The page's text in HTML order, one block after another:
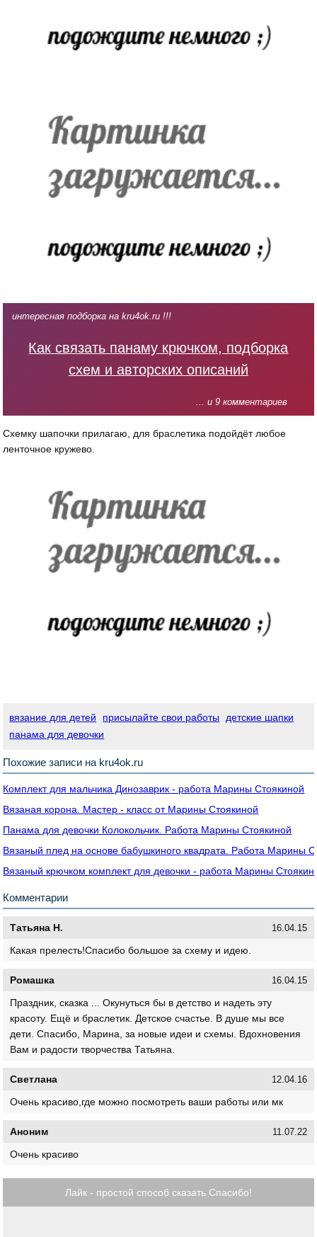
интересная подборка на kru4ok.ru !!!
Как связать панаму крючком, подборка
схем и авторских описаний
... и 9 комментариев
Схемку шапочки прилагаю, для браслетика подойдёт любое
ленточное кружево.
вязание для детей присылайте свои работы
детские шапки
панама для девочки
Похожие записи на kru4ok.ru
Комплект для мальчика Динозаврик - работа Марины Стоякиной
Вязаная корона. Мастер - класс от Марины Стоякиной
Панама для девочки Колокольчик. Работа Марины Стоякиной
Вязаный плед на основе бабушкиного квадрата. Работа Марины
Вязаный крючком комплект для девочки - работа Марины
Комментарии
Татьяна Н. 16.04.15
Какая прелесть!Спасибо большое за схему и идею.
Ромашка 16.04.15
Праздник, сказка ... Окунуться бы в детство и надеть эту
красоту. Ещё и браслетик. Детское счастье. В душе мы все
дети. Спасибо, Марина, за новые идеи и схемы. Вдохновения
Вам и радости творчества Татьяна.
Светлана 12.04.16
Очень красиво,где можно посмотреть ваши работы или мк
Аноним 11.07.22
Очень красиво
Лайк - простой способ сказать Спасибо!